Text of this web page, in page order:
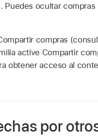
ocultar
compras
active Compartir
obtener acceso al
por